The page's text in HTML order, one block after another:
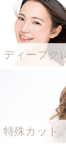
ディープク
特殊カット